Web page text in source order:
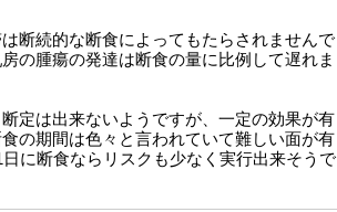
断続的な断食によってもたらされませんで
の腫瘍の発達は断食の量に比例して遅れま
定は出来ないようですが、一定の効果が有
の期間は色々と言われていて難しい面が有
日に断食ならリスクも少なく実行出来そうで